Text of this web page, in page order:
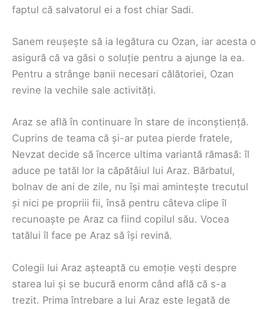
faptul că salvatorul ei a fost chiar Sadi.
Sanem reușește să ia legătura cu Ozan, iar acesta o
asigură că va găsi o soluție pentru a ajunge la ea.
Pentru a strânge banii necesari călătoriei, Ozan
revine la vechile sale activități.
Araz se află în continuare în stare de inconștiență.
Cuprins de teama că și-ar putea pierde fratele,
Nevzat decide să încerce ultima variantă rămasă: îl
aduce pe tatăl lor la căpătâiul lui Araz. Bărbatul,
bolnav de ani de zile, nu își mai amintește trecutul
și nici pe propriii fii, însă pentru câteva clipe îl
recunoaște pe Araz ca fiind copilul său. Vocea
tatălui îl face pe Araz să își revină.
Colegii lui Araz așteaptă cu emoție vești despre
starea lui și se bucură enorm când află că s-a
trezit. Prima întrebare a lui Araz este legată de